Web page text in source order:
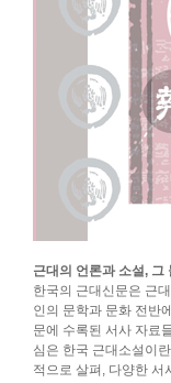
근대의 언론과 소설, 그
한국의 근대신문은 근
인의 문학과 문화 전반
문에 수록된 서사 자료
심은 한국 근대소설이
적으로 살펴, 다양한